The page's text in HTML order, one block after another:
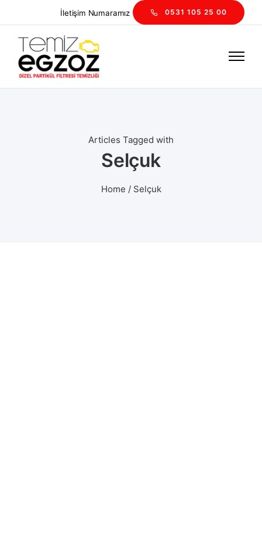
İletişim Numaramız 0531 105 25 00
Articles Tagged with
Selçuk
Home / Selçuk